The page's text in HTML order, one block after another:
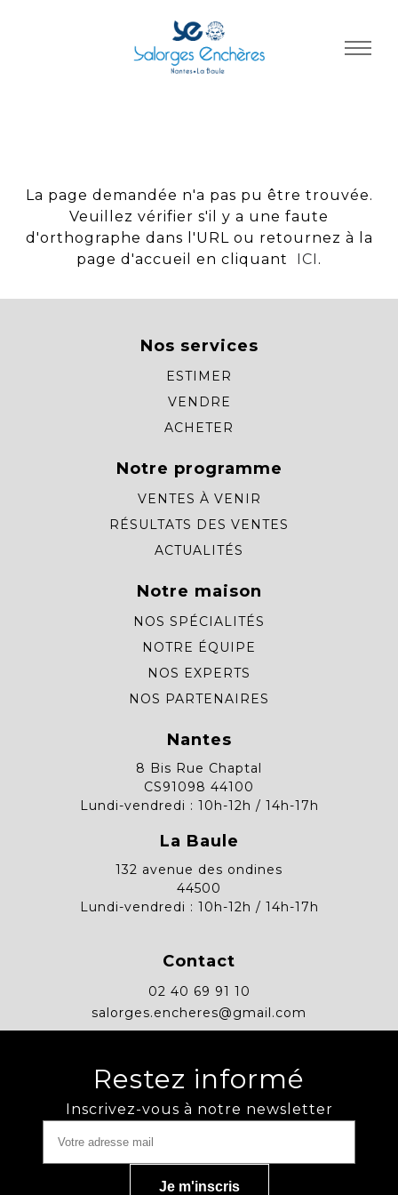
La page demandée n'a pas pu être trouvée.
Veuillez vérifier s'il y a une faute
d'orthographe dans l'URL ou retournez à la
page d'accueil en cliquant
ICI .
Nos services
ESTIMER
VENDRE
ACHETER
Notre programme
VENTES À VENIR
RÉSULTATS DES VENTES
ACTUALITÉS
Notre maison
NOS SPÉCIALITÉS
NOTRE ÉQUIPE
NOS EXPERTS
NOS PARTENAIRES
Nantes
8 Bis Rue Chaptal
CS91098 44100
Lundi-vendredi : 10h-12h / 14h-17h
La Baule
132 avenue des ondines
44500
Lundi-vendredi : 10h-12h / 14h-17h
Contact
02 40 69 91 10
salorges.encheres@gmail.com
Restez informé
Inscrivez-vous à notre newsletter